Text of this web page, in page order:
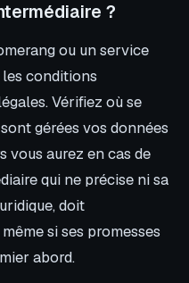
?
ou un service
conditions
Vérifiez où se
gérées vos données
vous aurez en cas de
qui ne précise ni sa
doit
si ses promesses
abord.